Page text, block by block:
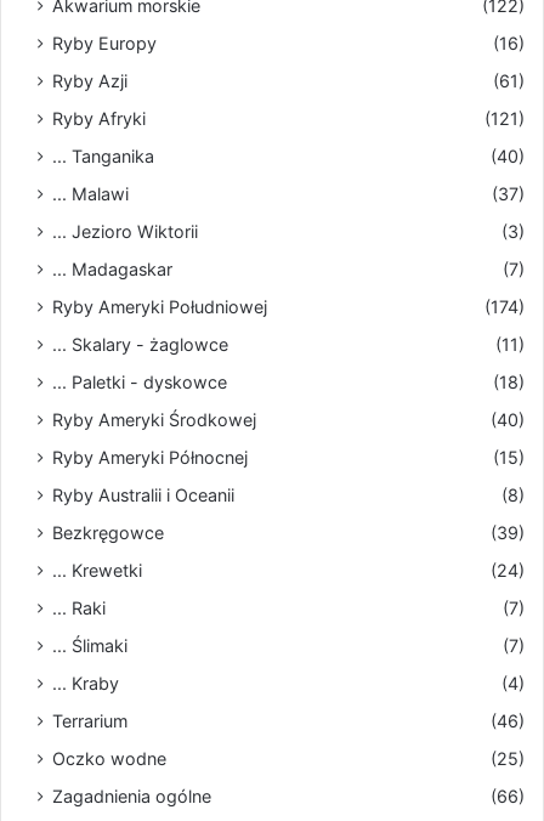
Akwarium morskie
(122)
Ryby Europy
(16)
Ryby Azji
(61)
Ryby Afryki
(121)
... Tanganika
(40)
... Malawi
(37)
... Jezioro Wiktorii
(3)
... Madagaskar
(7)
Ryby Ameryki Południowej
(174)
... Skalary - żaglowce
(11)
... Paletki - dyskowce
(18)
Ryby Ameryki Środkowej
(40)
Ryby Ameryki Północnej
(15)
Ryby Australii i Oceanii
(8)
Bezkręgowce
(39)
... Krewetki
(24)
... Raki
(7)
... Ślimaki
(7)
... Kraby
(4)
Terrarium
(46)
Oczko wodne
(25)
Zagadnienia ogólne
(66)